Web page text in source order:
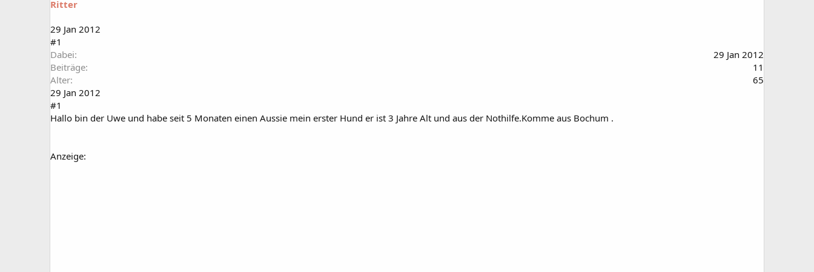
a
t
r
m
Ritter
29 Jan 2012
#1
Dabei
29 Jan 2012
Beiträge
11
Alter
65
29 Jan 2012
#1
Hallo bin der Uwe und habe seit 5 Monaten einen Aussie mein erster Hund er ist 3 Jahre Alt und aus der Nothilfe.Komme aus Bochum .
Anzeige: